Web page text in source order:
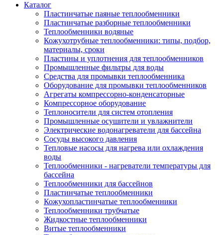
Каталог
Пластинчатые паяные теплообменники
Пластинчатые разборные теплообменники
Теплообменники водяные
Кожухотрубные теплообменники: типы, подбор,
материалы, сроки
Пластины и уплотнения для теплообменников
Промышленные фильтры для воды
Средства для промывки теплообменника
Оборудование для промывки теплообменников
Агрегаты компрессорно-конденсаторные
Компрессорное оборудование
Теплоносители для систем отопления
Промышленные осушители и увлажнители
Электрические водонагреватели для бассейна
Сосуды высокого давления
Тепловые насосы для нагрева или охлаждения
воды
Теплообменники - нагреватели температуры для
бассейна
Теплообменники для бассейнов
Пластинчатые теплообменники
Кожухопластинчатые теплообменники
Теплообменники трубчатые
Жидкостные теплообменники
Витые теплообменники